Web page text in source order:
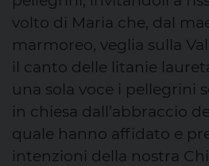
volto di Maria che, dal
marmoreo, veglia sulla
il canto delle litanie
una sola voce i pellegrini
in chiesa dall’abbraccio
quale hanno affidato e
intenzioni della nostra